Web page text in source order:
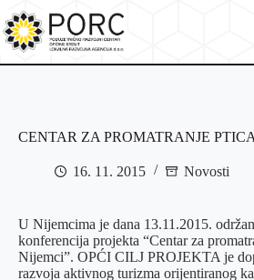
to
content
CENTAR ZA PROMATRANJE
16. 11. 2015 Novosti
U Nijemcima je dana 13.11.2015.
konferencija projekta “Centar za
Nijemci”. OPĆI CILJ PROJEKTA je
razvoja aktivnog turizma orijentiranog